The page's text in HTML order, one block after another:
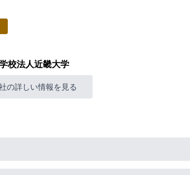
校法人近畿大学
の詳しい情報を見る